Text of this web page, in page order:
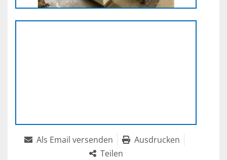
Als Email versenden
Ausdrucken
Teilen